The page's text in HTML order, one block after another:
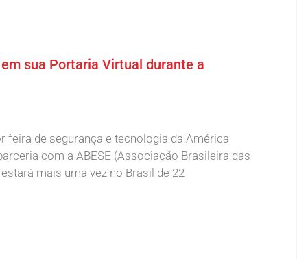
sua Portaria Virtual durante a
feira de segurança e tecnologia da América
com a ABESE (Associação Brasileira das
mais uma vez no Brasil de 22